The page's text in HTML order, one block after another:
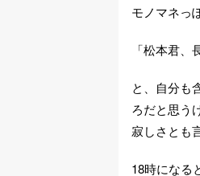
モノマネっ
「松本君、
と、自分も
ろだと思う
寂しさとも
18時になる